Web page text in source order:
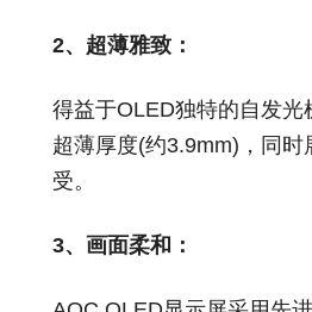
2、超薄雅致：
得益于OLED独特的自发
超薄厚度(约3.9mm)，同
受。
3、画面柔和：